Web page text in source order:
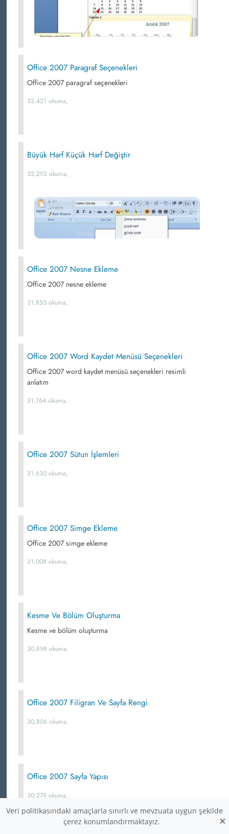
Office 2007 Paragraf Seçenekleri
Office 2007 paragraf seçenekleri
32,421 okuma,
Büyük Harf Küçük Harf Değiştir
32,292 okuma,
Office 2007 Nesne Ekleme
Office 2007 nesne ekleme
31,855 okuma,
Office 2007 Word Kaydet Menüsü Seçenekleri
Office 2007 word kaydet menüsü seçenekleri resimli
anlatım
31,764 okuma,
Office 2007 Sütun İşlemleri
31,630 okuma,
Office 2007 Simge Ekleme
Office 2007 simge ekleme
31,008 okuma,
Kesme Ve Bölüm Oluşturma
Kesme ve bölüm oluşturma
30,898 okuma,
Office 2007 Filigran Ve Sayfa Rengi
30,806 okuma,
Office 2007 Sayfa Yapısı
30,279 okuma,
Veri politikasındaki amaçlarla sınırlı ve mevzuata uygun şekilde
çerez konumlandırmaktayız.
×